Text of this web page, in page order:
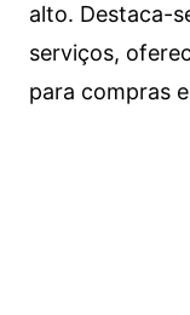
alto. Destaca-
serviços,
para compras